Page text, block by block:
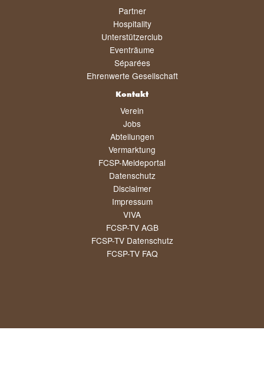
Partner
Hospitality
Unterstützerclub
Eventräume
Séparées
Ehrenwerte Gesellschaft
Kontakt
Verein
Jobs
Abteilungen
Vermarktung
FCSP-Meldeportal
Datenschutz
Disclaimer
Impressum
VIVA
FCSP-TV AGB
FCSP-TV Datenschutz
FCSP-TV FAQ